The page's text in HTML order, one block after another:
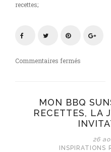
recettes;
Commentaires fermés
ça
passe
aussi
une
MON BBQ
RECETTES, LA
26
INSPIRATIONS